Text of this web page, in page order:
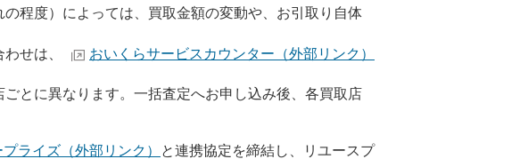
程度）によっては、買取金額の変動や、お引取り自体
せは、
おいくらサービスカウンター（外部リンク）
とに異なります。一括査定へお申し込み後、各買取店
ライズ（外部リンク）
と連携協定を締結し、リユースプ